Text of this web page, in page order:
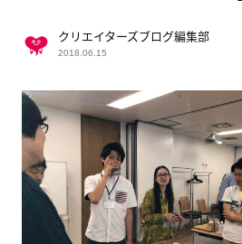
クリエイターズブログ編集部
2018.06.15